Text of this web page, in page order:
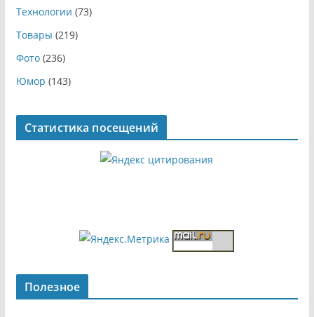
Технологии (73)
Товары (219)
Фото(236)
Юмор (143)
Статистика посещений
Полезное